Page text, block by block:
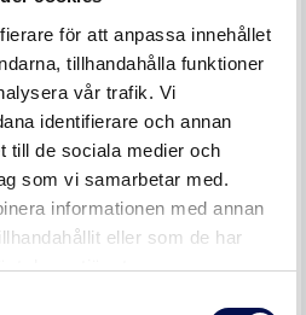
för att anpassa innehållet
tillhandahålla funktioner
vår trafik. Vi
identifierare och annan
till de sociala medier och
som vi samarbetar med.
informationen med annan
eller som de har
deras tjänster.